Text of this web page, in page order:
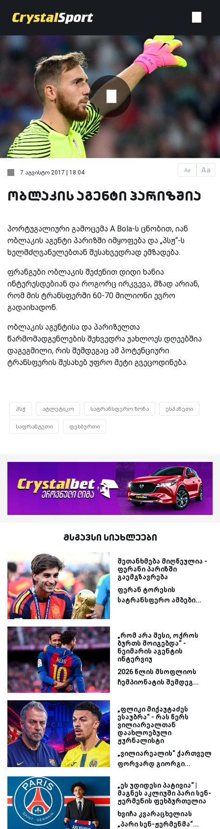
Aa Aa
7 აგვისტო 2017 | 18:04
ობლაკის აგენტი პარიზშია
პორტუგალიური გამოცემა A Bola-ს ცნობით, იან
ობლაკის აგენტი პარიზში იმყოფება და „პსჟ“-ს
ხელმძღვანელებთან შესახვედრად ემზადება.
ფრანგები ობლაკის შეძენით დიდი ხანია
ინტერესდებიან და როგორც ირკვევა, მზად არიან,
რომ მის ტრანსფერში 60-70 მილიონი ევრო
გადაიხადონ.
ობლაკის აგენტისა და პარიზელთა
წარმომადგენლების შეხვედრა უახლოეს დღეებშია
დაგეგმილი, რის შემდეგაც ამ პოტენციური
ტრანსფერის შესახებ უფრო მეტი გვეცოდინება.
პსჟ ატლეტიკო სატრანსფერო ზონა ესპანეთი
საფრანგეთი ფეხბურთი
მსგავსი სიახლეები
შეთანხმება მიღწეულია -
ფერანი პარიზში
გაემგზავრება
ფერან ტორესის
სატრანსფერო ამბები...
„რომ არა მესი, ოქროს
ბურთს მოიგებდა“ -
ნეიმარის აგენტის
ინტერვიუ
2026 წლის მსოფლიოს
ჩემპიონატის შემდეგ...
„ფლიკი მიქაუტაძეს
ესაუბრა“ - რას წერს
ვილიარეალთან
დაახლოებული
ჟურნალისტი
„ვილიარეალის“ ქართველ
ფორვარდ გიორგი...
„ეს უდიდესი პატივია“ |
მაგნეს აკლიუში პარი სენ-
ჟერმენის ფეხბურთელია
ხვიჩა კვარაცხელიას
„პარი სენ-ჟერმენმა“...